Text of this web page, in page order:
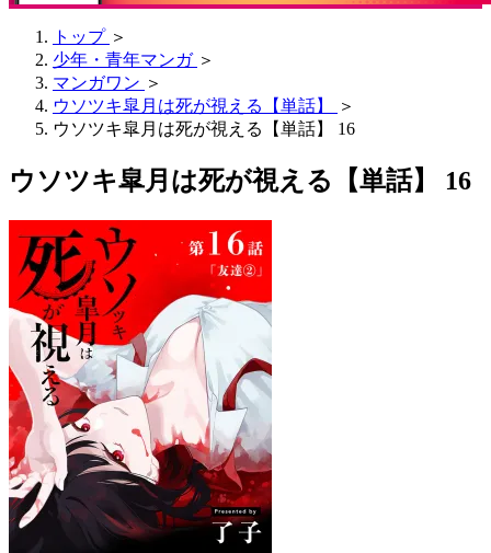
トップ ＞
少年・青年マンガ ＞
マンガワン ＞
ウソツキ皐月は死が視える【単話】
＞
ウソツキ皐月は死が視える【単話】 16
ウソツキ皐月は死が視える【単話】 16